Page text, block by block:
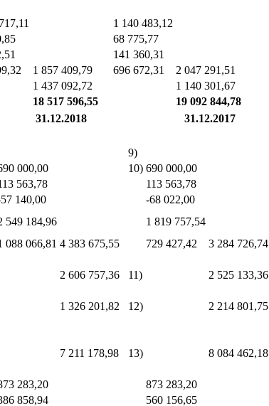
1 140 483,12
68 775,77
141 360,31
1 857 409,79 696 672,31
2 047 291,51
1 437 092,72
1 140 301,67
18 517 596,55
19 092 844,78
31.12.2018
31.12.2017
9)
000,00 10) 690 000,00
563,78
113 563,78
140,00
-68 022,00
549 184,96
1 819 757,54
088 066,81 4 383 675,55 729 427,42
3 284 726,74
2 606 757,36 11)
2 525 133,36
1 326 201,82 12)
2 214 801,75
7 211 178,98 13)
8 084 462,18
283,20
873 283,20
858,94 560 156,65